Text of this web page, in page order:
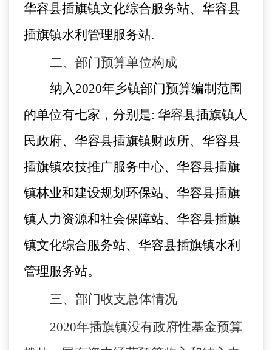
华容县插旗镇文化综合服务站、华容县
插旗镇水利管理服务站.
二、部门预算单位构成
纳入2020年乡镇部门预算编制范围
的单位有七家，分别是: 华容县插旗镇人
民政府、华容县插旗镇财政所、华容县
插旗镇农技推广服务中心、华容县插旗
镇林业和建设规划环保站、华容县插旗
镇人力资源和社会保障站、华容县插旗
镇文化综合服务站、华容县插旗镇水利
管理服务站。
三、部门收支总体情况
2020年插旗镇没有政府性基金预算